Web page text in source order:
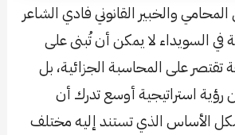
المحامي والخبير القانوني فادي الشاعر
في السويداء لا يمكن أن تُبنى على
تقتصر على المحاسبة الجزائية، بل
رؤية استراتيجية أوسع تدرك أن
الأساس الذي تستند إليه مختلف